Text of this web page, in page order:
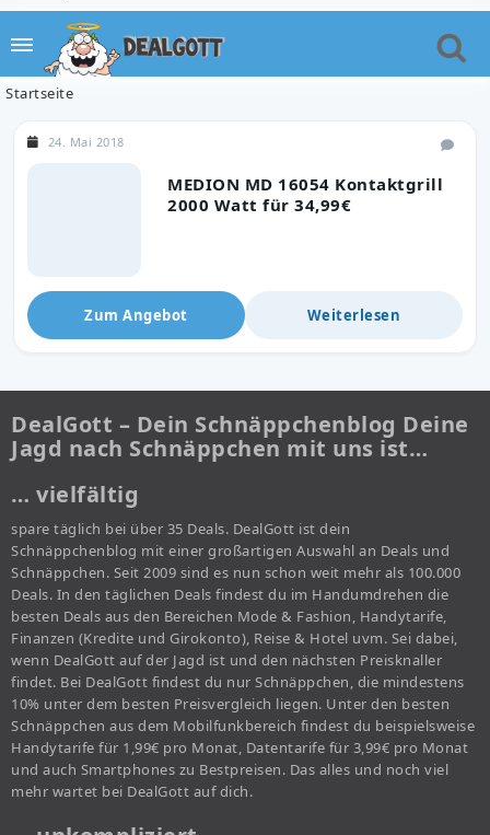
Startseite
MEDION MD 16054 Kontaktgrill
2000 Watt für 34,99€
24. Mai 2018
Zum Angebot Weiterlesen
DealGott – Dein Schnäppchenblog Deine
Jagd nach Schnäppchen mit uns ist…
… vielfältig
spare täglich bei über 35 Deals. DealGott ist dein
Schnäppchenblog mit einer großartigen Auswahl an Deals und
Schnäppchen. Seit 2009 sind es nun schon weit mehr als 100.000
Deals. In den täglichen Deals findest du im Handumdrehen die
besten Deals aus den Bereichen Mode & Fashion, Handytarife,
Finanzen (Kredite und Girokonto), Reise & Hotel uvm. Sei dabei,
wenn DealGott auf der Jagd ist und den nächsten Preisknaller
findet. Bei DealGott findest du nur Schnäppchen, die mindestens
10% unter dem besten Preisvergleich liegen. Unter den besten
Schnäppchen aus dem Mobilfunkbereich findest du beispielsweise
Handytarife für 1,99€ pro Monat, Datentarife für 3,99€ pro Monat
und auch Smartphones zu Bestpreisen. Das alles und noch viel
mehr wartet bei DealGott auf dich.